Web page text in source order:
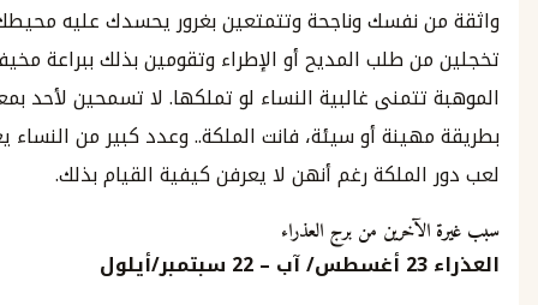
نفسك وناجحة وتتمتعين بغرور يحسدك عليه محيطك. لا
طلب المديح أو الإطراء وتقومين بذلك ببراعة مخيفة، وهذه
غالبية النساء لو تملكها. لا تسمحين لأحد بمعاملتك
أو سيئة، فانت الملكة.. وعدد كبير من النساء يعشقن
رغم أنهن لا يعرفن كيفية القيام بذلك.
من برج العذراء
أغسطس/آب–
22سبتمبر /أيلول